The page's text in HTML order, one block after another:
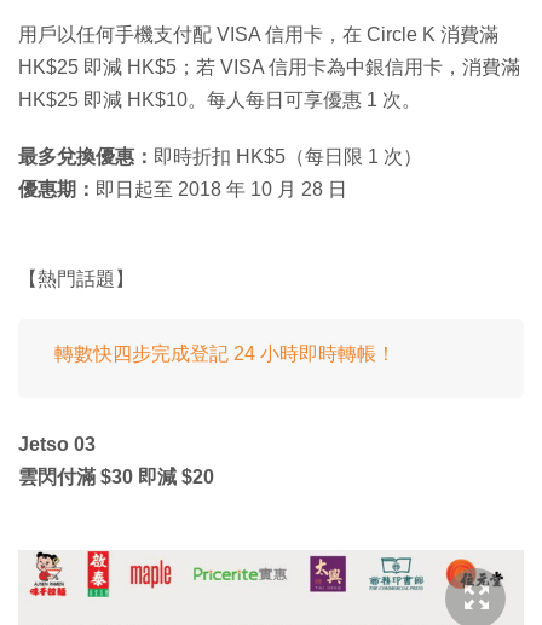
用戶以任何手機支付配 VISA 信用卡，在 Circle K 消費滿
HK$25 即減 HK$5；若 VISA 信用卡為中銀信用卡，消費滿
HK$25 即減 HK$10。每人每日可享優惠 1 次。
最多兌換優惠： 即時折扣 HK$5（每日限 1 次）
優惠期： 即日起至 2018 年 10 月 28 日
【熱門話題】
轉數快四步完成登記 24 小時即時轉帳！
Jetso 03
雲閃付滿 $30 即減 $20